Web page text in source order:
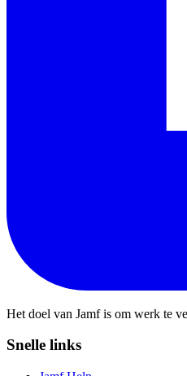
Het doel van Jamf is om werk te
Snelle links